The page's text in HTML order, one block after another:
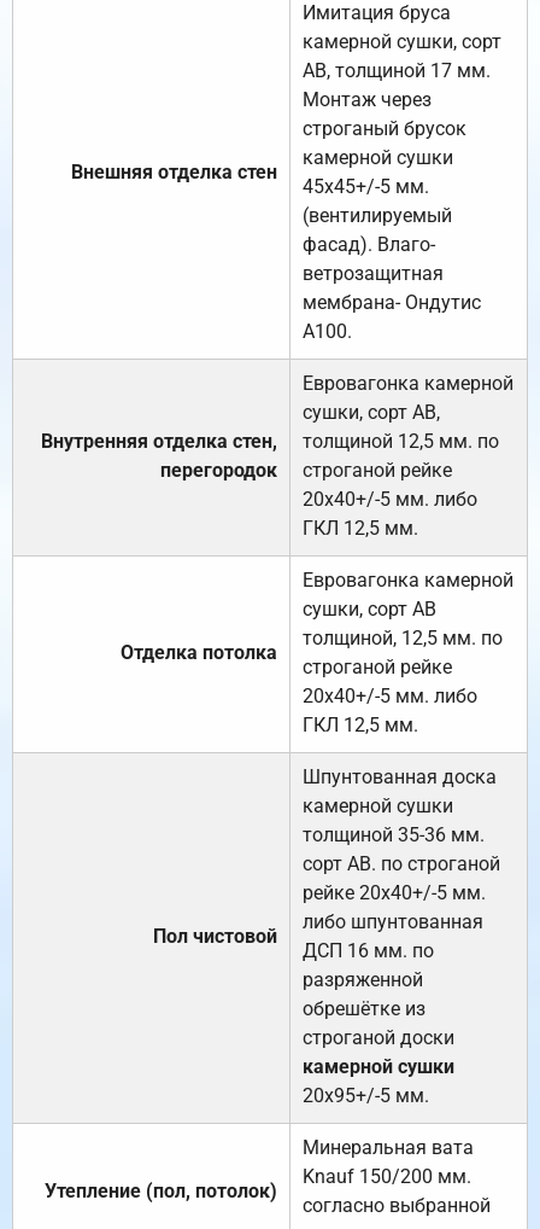
Внешняя отделка стен
Имитация бруса
камерной сушки, сорт
АВ, толщиной 17 мм.
Монтаж через
строганый брусок
камерной сушки
45х45+/-5 мм.
(вентилируемый
фасад). Влаго-
ветрозащитная
мембрана- Ондутис
А100.
Внутренняя отделка стен,
перегородок
Евровагонка камерной
сушки, сорт АВ,
толщиной 12,5 мм. по
строганой рейке
20х40+/-5 мм. либо
ГКЛ 12,5 мм.
Отделка потолка
Евровагонка камерной
сушки, сорт АВ
толщиной, 12,5 мм. по
строганой рейке
20х40+/-5 мм. либо
ГКЛ 12,5 мм.
Пол чистовой
Шпунтованная доска
камерной сушки
толщиной 35-36 мм.
сорт АВ. по строганой
рейке 20х40+/-5 мм.
либо шпунтованная
ДСП 16 мм. по
разряженной
обрешётке из
строганой доски
камерной сушки
20х95+/-5 мм.
Утепление (пол, потолок)
Минеральная вата
Knauf 150/200 мм.
согласно выбранной